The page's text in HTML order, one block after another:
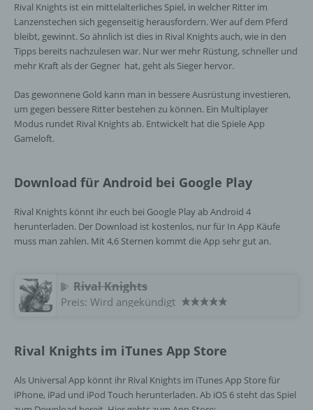
Rival Knights ist ein mittelalterliches Spiel, in welcher Ritter im
Lanzenstechen sich gegenseitig herausfordern. Wer auf dem Pferd
bleibt, gewinnt. So ähnlich ist dies in Rival Knights auch, wie in den
Tipps bereits nachzulesen war. Nur wer mehr Rüstung, schneller und
mehr Kraft als der Gegner hat, geht als Sieger hervor.
Das gewonnene Gold kann man in bessere Ausrüstung investieren,
um gegen bessere Ritter bestehen zu können. Ein Multiplayer
Modus rundet Rival Knights ab. Entwickelt hat die Spiele App
Gameloft.
Download für Android bei Google Play
Rival Knights könnt ihr euch bei Google Play ab Android 4
herunterladen. Der Download ist kostenlos, nur für In App Käufe
muss man zahlen. Mit 4,6 Sternen kommt die App sehr gut an.
Rival Knights
Preis: Wird angekündigt
Rival Knights im iTunes App Store
Als Universal App könnt ihr Rival Knights im iTunes App Store für
iPhone, iPad und iPod Touch herunterladen. Ab iOS 6 steht das Spiel
Stelle, der personenbezogene Daten
offengelegt werden, unabhängig davon, ob
es sich bei ihr um einen Dritten handelt oder
nicht. Behörden, die im Rahmen eines
bestimmten Untersuchungsauftrags nach
Mitgliedstaaten möglicherweise
personenbezogene Daten erhalten, gelten
jedoch nicht als Empfänger.
Person, Behörde, Einrichtung oder andere
Stelle außer der betroffenen Person, dem
Verantwortlichen, dem Auftragsverarbeiter
Verantwortlichen oder des
Auftragsverarbeiters befugt sind, die
personenbezogenen Daten zu verarbeiten.
k) Einwilligung
Einwilligung ist jede von der betroffenen
Person freiwillig für den bestimmten Fall in